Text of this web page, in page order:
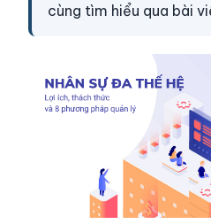
cùng tìm hiểu qua bài